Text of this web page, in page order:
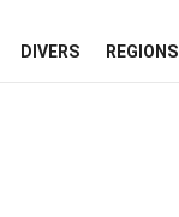
DIVERS REGIONS